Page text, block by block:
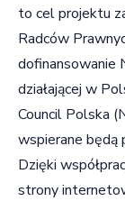
to cel projektu
Radców
dofinansowanie
działającej w
Council Polska
wspierane będą
Dzięki
strony